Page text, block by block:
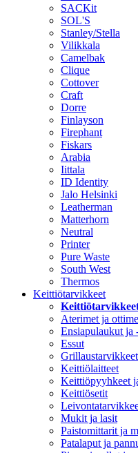
SACKit
SOL'S
Stanley/Stella
Vilikkala
Camelbak
Clique
Cottover
Craft
Dorre
Finlayson
Firephant
Fiskars
Arabia
Iittala
ID Identity
Jalo Helsinki
Leatherman
Matterhorn
Neutral
Printer
Pure Waste
South West
Thermos
Keittiötarvikkeet
Aterimet ja
Ensiapulaukut ja
Essut
Grillaustarvikkeet
Keittiölaitteet
Keittiöpyyhkeet
Keittiösetit
Mukit ja lasit
Paistomittarit ja
Patalaput ja